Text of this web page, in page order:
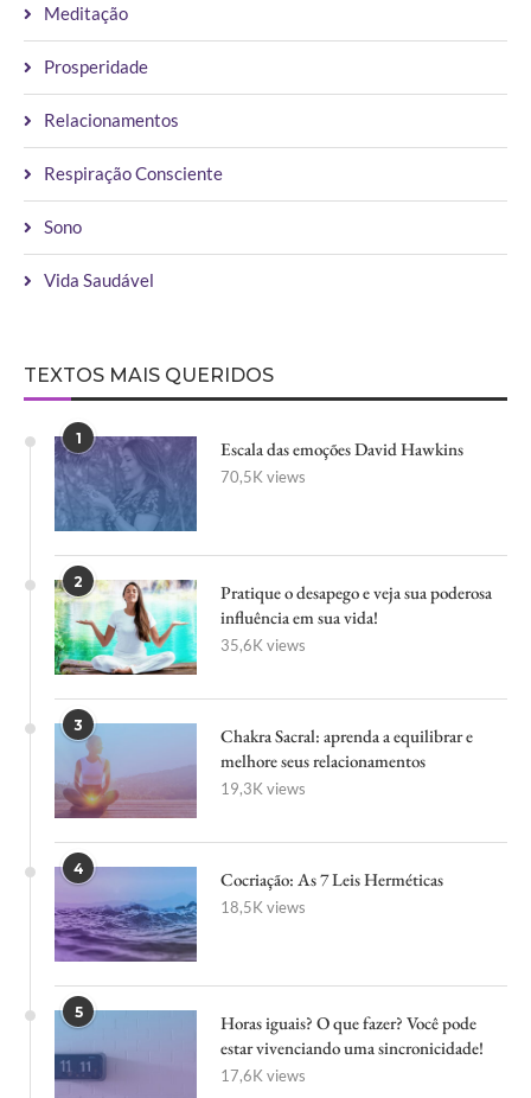
Meditação
Prosperidade
Relacionamentos
Respiração Consciente
Sono
Vida Saudável
TEXTOS MAIS QUERIDOS
1 Escala das emoções David Hawkins
70,5K views
2
Pratique o desapego e veja sua poderosa
influência em sua vida!
35,6K views
3
Chakra Sacral: aprenda a equilibrar e
melhore seus relacionamentos
19,3K views
4 Cocriação: As 7 Leis Herméticas
18,5K views
5
Horas iguais? O que fazer? Você pode
estar vivenciando uma sincronicidade!
17,6K views